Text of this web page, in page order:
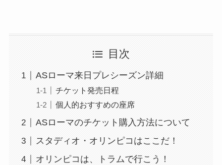
目次
ASローマ来日プレシーズン詳細
チケット発売日程
個人的おすすめの座席
ASローマのチケット購入方法について
スタディオ・オリンピコはここだ！
オリンピコは、トラムで行こう！